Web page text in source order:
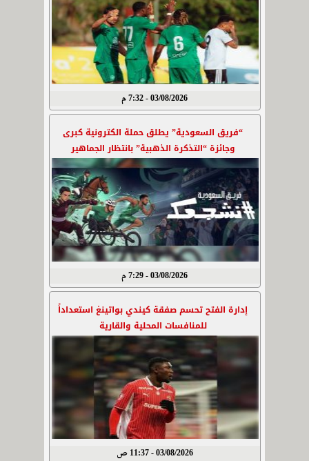
03/08/2026 - 7:32 م
“فريق السعودية” يطلق حملة الكترونية كبرى
وجائزة “التذكرة الذهبية” بانتظار الجماهير
03/08/2026 - 7:29 م
إدارة الفتح تحسم صفقة كيندي بواتينغ استعداداً
للمنافسات المحلية والقارية
03/08/2026 - 11:37 ص